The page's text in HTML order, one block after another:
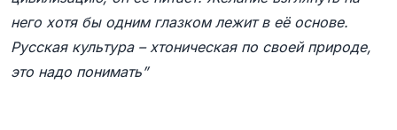
него хотя бы одним глазком лежит в её основе.
Русская культура – хтоническая по своей природе,
это надо понимать”